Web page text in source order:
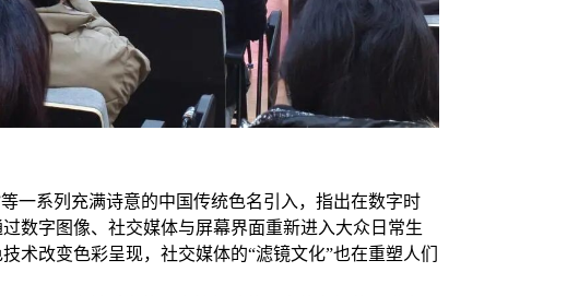
一系列充满诗意的中国传统色名引入，指出在数字时
数字图像、社交媒体与屏幕界面重新进入大众日常生
术改变色彩呈现，社交媒体的“滤镜文化”也在重塑人们